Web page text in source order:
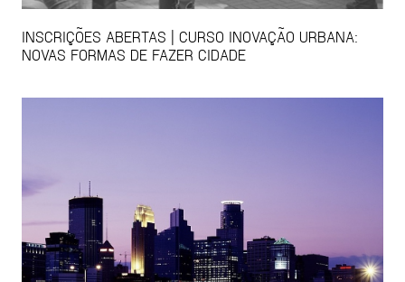
INSCRIÇÕES ABERTAS | CURSO INOVAÇÃO URBANA:
NOVAS FORMAS DE FAZER CIDADE